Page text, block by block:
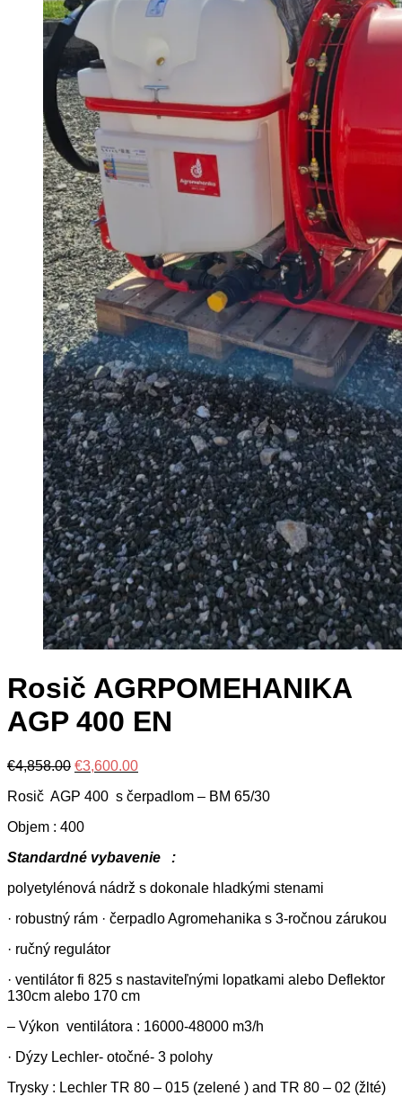
Rosič AGRPOMEHANIKA
AGP 400 EN
€4,858.00 Original
was:
€3,600.00Current
is:
Rosič AGP 400 s čerpadlom – BM 65/30
Objem : 400
Standardné vybavenie :
polyetylénová nádrž s dokonale hladkými stenami
· robustný rám · čerpadlo Agromehanika s 3-ročnou zárukou
· ručný regulátor
· ventilátor fi 825 s nastaviteľnými lopatkami alebo Deflektor
130cm alebo 170 cm
– Výkon ventilátora : 16000-48000 m3/h
· Dýzy Lechler- otočné- 3 polohy
Trysky : Lechler TR 80 – 015 (zelené ) and TR 80 – 02 (žlté)